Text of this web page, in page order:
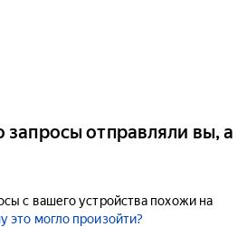
запросы отправляли вы, а
с вашего устройства похожи на
это могло произойти?